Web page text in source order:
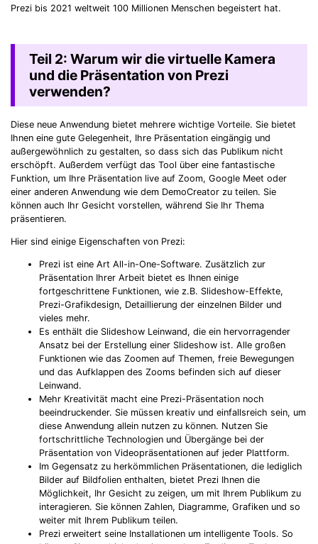
Prezi bis 2021 weltweit 100 Millionen Menschen begeistert hat.
Teil 2: Warum wir die virtuelle Kamera
und die Präsentation von Prezi
verwenden?
Diese neue Anwendung bietet mehrere wichtige Vorteile. Sie bietet
Ihnen eine gute Gelegenheit, Ihre Präsentation eingängig und
außergewöhnlich zu gestalten, so dass sich das Publikum nicht
erschöpft. Außerdem verfügt das Tool über eine fantastische
Funktion, um Ihre Präsentation live auf Zoom, Google Meet oder
einer anderen Anwendung wie dem DemoCreator zu teilen. Sie
können auch Ihr Gesicht vorstellen, während Sie Ihr Thema
präsentieren.
Hier sind einige Eigenschaften von Prezi:
Prezi ist eine Art All-in-One-Software. Zusätzlich zur
Präsentation Ihrer Arbeit bietet es Ihnen einige
fortgeschrittene Funktionen, wie z.B. Slideshow-Effekte,
Prezi-Grafikdesign, Detaillierung der einzelnen Bilder und
vieles mehr.
Es enthält die Slideshow Leinwand, die ein hervorragender
Ansatz bei der Erstellung einer Slideshow ist. Alle großen
Funktionen wie das Zoomen auf Themen, freie Bewegungen
und das Aufklappen des Zooms befinden sich auf dieser
Leinwand.
Mehr Kreativität macht eine Prezi-Präsentation noch
beeindruckender. Sie müssen kreativ und einfallsreich sein, um
diese Anwendung allein nutzen zu können. Nutzen Sie
fortschrittliche Technologien und Übergänge bei der
Präsentation von Videopräsentationen auf jeder Plattform.
Im Gegensatz zu herkömmlichen Präsentationen, die lediglich
Bilder auf Bildfolien enthalten, bietet Prezi Ihnen die
Möglichkeit, Ihr Gesicht zu zeigen, um mit Ihrem Publikum zu
interagieren. Sie können Zahlen, Diagramme, Grafiken und so
weiter mit Ihrem Publikum teilen.
Prezi erweitert seine Installationen um intelligente Tools. So